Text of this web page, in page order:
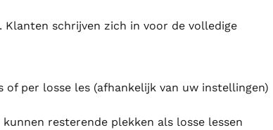
Klanten schrijven zich in voor de volledige
of per losse les (afhankelijk van uw instellingen)
resterende plekken als losse lessen